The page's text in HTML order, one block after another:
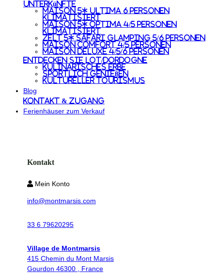
Unterkünfte
Maison 5* Ultima 6 Personen
Klimatisiert
Maison 5* Optima 4/5 Personen
Klimatisiert
Zelt 5* Safari Glamping 5/6 Personen
Maison Comfort 4/5 Personen
Maison Deluxe 4/5/6 Personen
Entdecken Sie Lot/Dordogne
Kulinarisches Erbe
Sportlich genießen
Kultureller Tourismus
Blog
Kontakt & Zugang
Ferienhäuser zum Verkauf
Kontakt
Mein Konto
info@montmarsis.com
33 6 79620295
Village de Montmarsis
415 Chemin du Mont Marsis
Gourdon 46300 , France